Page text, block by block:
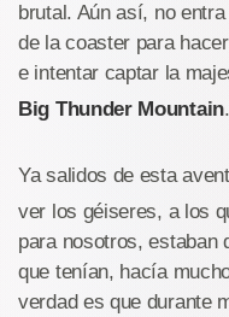
brutal. Aún así, no
de la coaster para
e intentar captar la
Big Thunder Mountain.
Ya salidos de esta
ver los géiseres, a los
para nosotros, estaban
que tenían, hacía
verdad es que durante